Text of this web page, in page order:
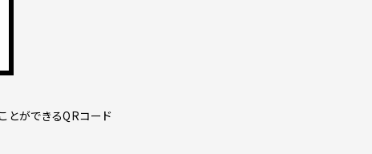
とができるQRコード